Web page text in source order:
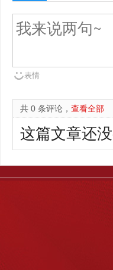
表情
共 0 条评论， 查看全部
这篇文章还